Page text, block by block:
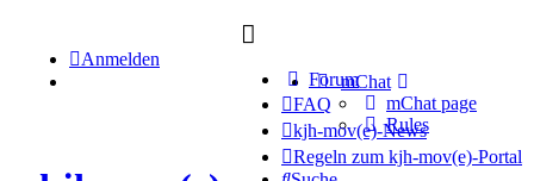
Forum
FAQ
kjh-mov(e)-News
Regeln zum kjh-mov(e)-Portal
Anmelden
mChat
mChat page
Rules